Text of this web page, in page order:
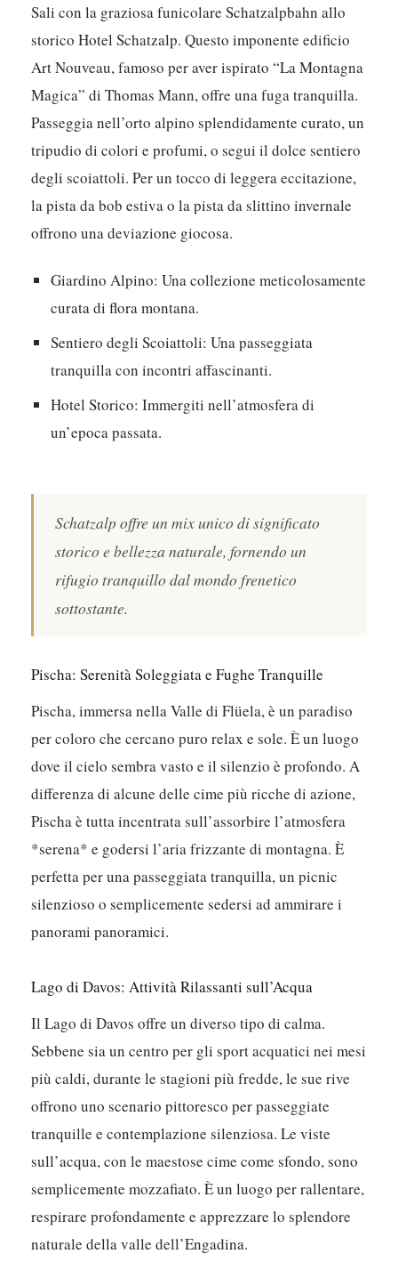
Sali con la graziosa funicolare Schatzalpbahn allo
storico Hotel Schatzalp. Questo imponente edificio
Art Nouveau, famoso per aver ispirato “La Montagna
Magica” di Thomas Mann, offre una fuga tranquilla.
Passeggia nell’orto alpino splendidamente curato, un
tripudio di colori e profumi, o segui il dolce sentiero
degli scoiattoli. Per un tocco di leggera eccitazione,
la pista da bob estiva o la pista da slittino invernale
offrono una deviazione giocosa.
Giardino Alpino: Una collezione meticolosamente
curata di flora montana.
Sentiero degli Scoiattoli: Una passeggiata
tranquilla con incontri affascinanti.
Hotel Storico: Immergiti nell’atmosfera di
un’epoca passata.
Schatzalp offre un mix unico di significato
storico e bellezza naturale, fornendo un
rifugio tranquillo dal mondo frenetico
sottostante.
Pischa: Serenità Soleggiata e Fughe Tranquille
Pischa, immersa nella Valle di Flüela, è un paradiso
per coloro che cercano puro relax e sole. È un luogo
dove il cielo sembra vasto e il silenzio è profondo. A
differenza di alcune delle cime più ricche di azione,
Pischa è tutta incentrata sull’assorbire l’atmosfera
*serena* e godersi l’aria frizzante di montagna. È
perfetta per una passeggiata tranquilla, un picnic
silenzioso o semplicemente sedersi ad ammirare i
panorami panoramici.
Lago di Davos: Attività Rilassanti sull’Acqua
Il Lago di Davos offre un diverso tipo di calma.
Sebbene sia un centro per gli sport acquatici nei mesi
più caldi, durante le stagioni più fredde, le sue rive
offrono uno scenario pittoresco per passeggiate
tranquille e contemplazione silenziosa. Le viste
sull’acqua, con le maestose cime come sfondo, sono
semplicemente mozzafiato. È un luogo per rallentare,
respirare profondamente e apprezzare lo splendore
naturale della valle dell’Engadina.